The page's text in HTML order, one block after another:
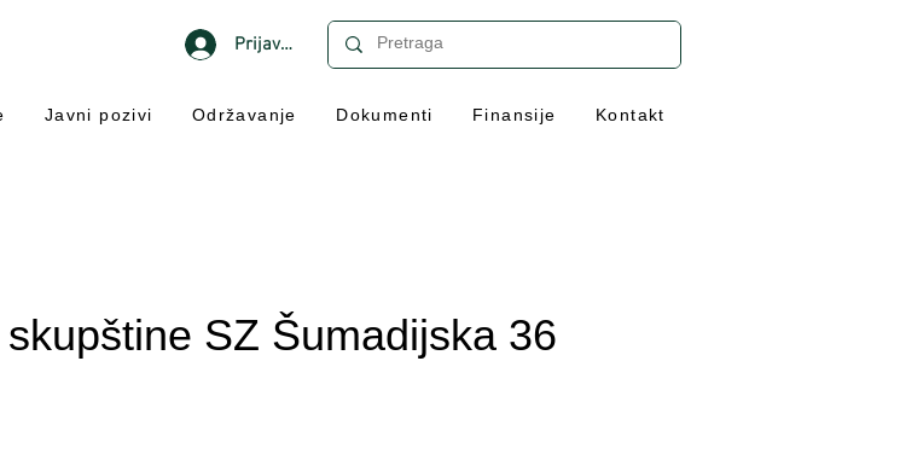
Prijavi se
Javni pozivi Održavanje Dokumenti Finansije Kontakt
SZ Šumadijska 36